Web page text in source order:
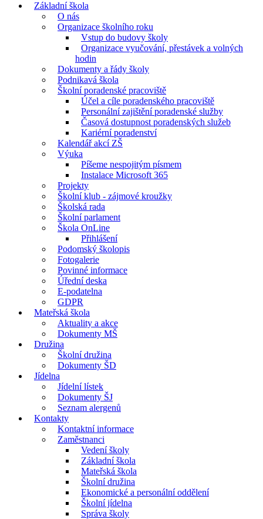
Základní škola
O nás
Organizace školního roku
Vstup do budovy školy
Organizace vyučování, přestávek a volných
hodin
Dokumenty a řády školy
Podnikavá škola
Školní poradenské pracoviště
Účel a cíle poradenského pracoviště
Personální zajištění poradenské služby
Časová dostupnost poradenských služeb
Kariérní poradenství
Kalendář akcí ZŠ
Výuka
Píšeme nespojitým písmem
Instalace Microsoft 365
Projekty
Školní klub - zájmové kroužky
Školská rada
Školní parlament
Škola OnLine
Přihlášení
Podomský školopis
Fotogalerie
Povinné informace
Úřední deska
E-podatelna
GDPR
Mateřská škola
Aktuality a akce
Dokumenty MŠ
Družina
Školní družina
Dokumenty ŠD
Jídelna
Jídelní lístek
Dokumenty ŠJ
Seznam alergenů
Kontakty
Kontaktní informace
Zaměstnanci
Vedení školy
Základní škola
Mateřská škola
Školní družina
Ekonomické a personální oddělení
Školní jídelna
Správa školy